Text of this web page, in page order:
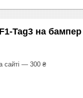
Tag3 на
сайті — 300 ₴